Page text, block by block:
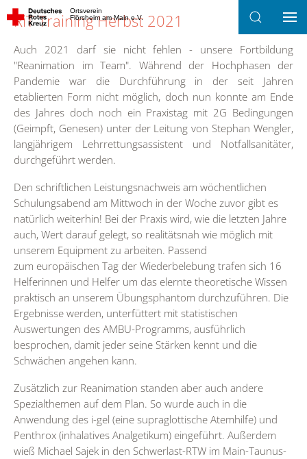
Ortsverein
Flörsheim am Main e.V.
RiT Training Herbst 2021
Auch 2021 darf sie nicht fehlen - unsere Fortbildung
"Reanimation im Team". Während der Hochphasen der
Pandemie war die Durchführung in der seit Jahren
etablierten Form nicht möglich, doch nun konnte am Ende
des Jahres doch noch ein Praxistag mit 2G Bedingungen
(Geimpft, Genesen) unter der Leitung von Stephan Wengler,
langjährigem Lehrrettungsassistent und Notfallsanitäter,
durchgeführt werden.
Den schriftlichen Leistungsnachweis am wöchentlichen
Schulungsabend am Mittwoch in der Woche zuvor gibt es
natürlich weiterhin! Bei der Praxis wird, wie die letzten Jahre
auch, Wert darauf gelegt, so realitätsnah wie möglich mit
unserem Equipment zu arbeiten. Passend
zum europäischen Tag der Wiederbelebung trafen sich 16
Helferinnen und Helfer um das elernte theoretische Wissen
praktisch an unserem Übungsphantom durchzuführen. Die
Ergebnisse werden, unterfüttert mit statistischen
Auswertungen des AMBU-Programms, ausführlich
besprochen, damit jeder seine Stärken kennt und die
Schwächen angehen kann.
Zusätzlich zur Reanimation standen aber auch andere
Spezialthemen auf dem Plan. So wurde auch in die
Anwendung des i-gel (eine supraglottische Atemhilfe) und
Penthrox (inhalatives Analgetikum) eingeführt. Außerdem
wieß Michael Sajek in den Schwerlast-RTW im Main-Taunus-